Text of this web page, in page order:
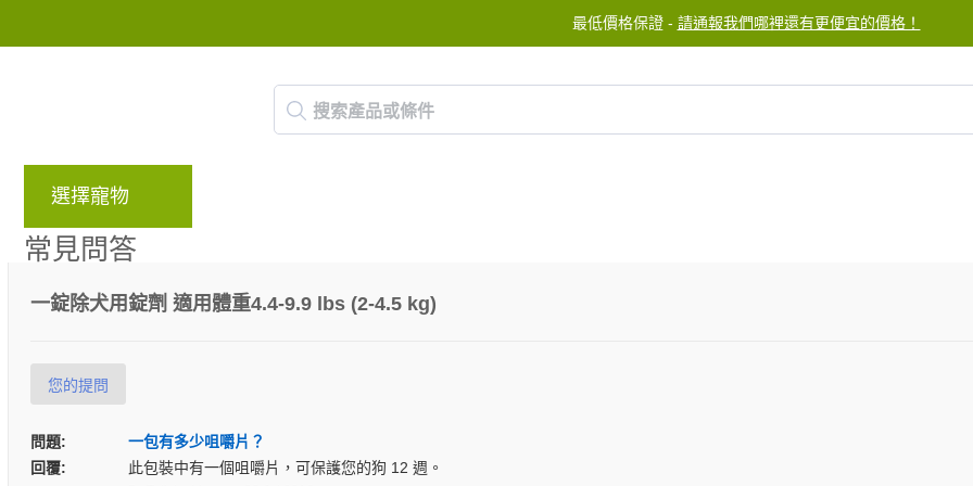
最低價格保證 - 請通報我們哪裡還有更便宜的價格！
選擇寵物
常見問答
一錠除犬用錠劑 適用體重4.4-9.9 lbs (2-4.5 kg)
您的提問
問題:
一包有多少咀嚼片？
回覆:
此包裝中有一個咀嚼片，可保護您的狗 12 週。